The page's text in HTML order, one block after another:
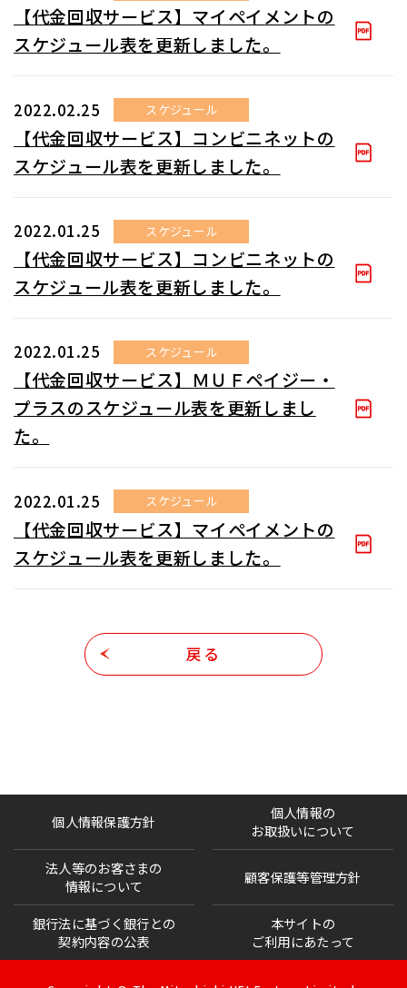
【代金回収サービス】マイペイメントの
スケジュール表を更新しました。
2022.02.25 スケジュール
【代金回収サービス】コンビニネットの
スケジュール表を更新しました。
2022.01.25 スケジュール
【代金回収サービス】コンビニネットの
スケジュール表を更新しました。
2022.01.25 スケジュール
【代金回収サービス】ＭＵＦペイジー・
プラスのスケジュール表を更新しまし
た。
2022.01.25 スケジュール
【代金回収サービス】マイペイメントの
スケジュール表を更新しました。
戻る
個人情報保護方針
個人情報の
お取扱いについて
法人等のお客さまの
情報について
顧客保護等管理方針
銀行法に基づく銀行との
契約内容の公表
本サイトの
ご利用にあたって